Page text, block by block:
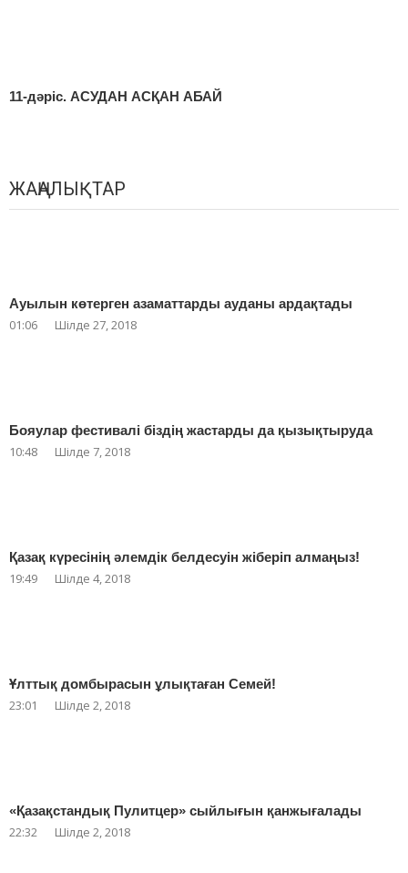
11-дәріс. АСУДАН АСҚАН АБАЙ
ЖАҢАЛЫҚТАР
Ауылын көтерген азаматтарды ауданы ардақтады
01:06 Шілде 27, 2018
Бояулар фестивалі біздің жастарды да қызықтыруда
10:48 Шілде 7, 2018
Қазақ күресінің әлемдік белдесуін жіберіп алмаңыз!
19:49 Шілде 4, 2018
Ұлттық домбырасын ұлықтаған Семей!
23:01 Шілде 2, 2018
«Қазақстандық Пулитцер» сыйлығын қанжығалады
22:32 Шілде 2, 2018